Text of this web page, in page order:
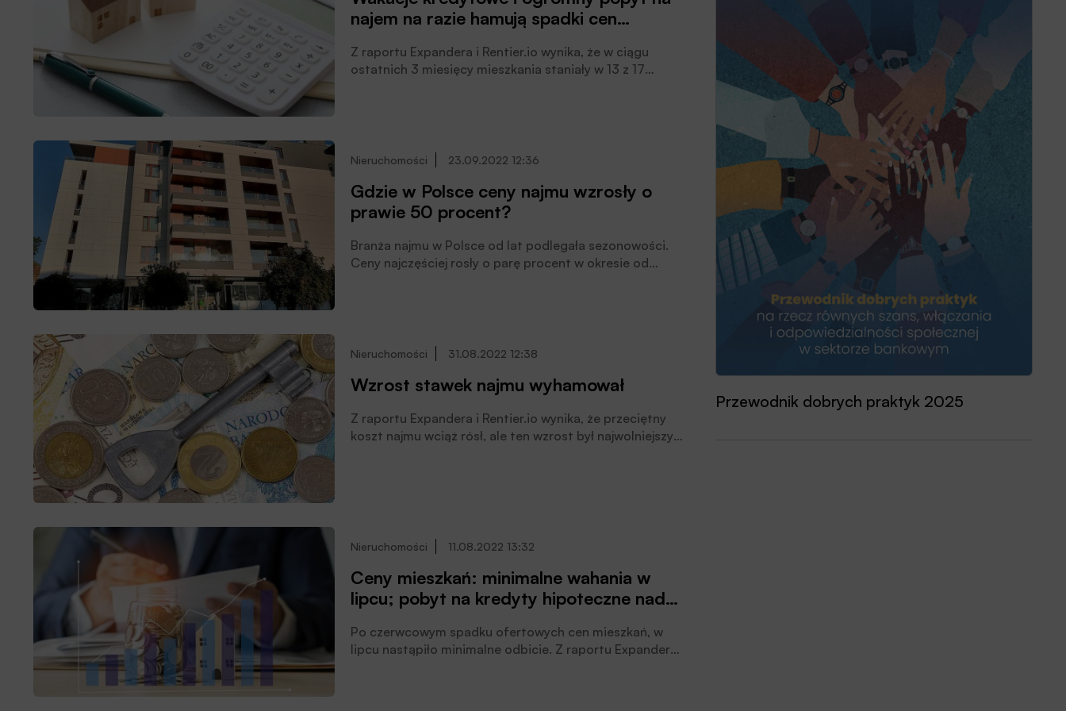
najem na razie hamują spadki cen
Z raportu Expandera i Rentier.io wynika, że w ciągu
ostatnich 3 miesięcy mieszkania staniały w 13 z 17
Nieruchomości 23.09.2022 12:36
Gdzie w Polsce ceny najmu wzrosły o
prawie 50 procent?
Branża najmu w Polsce od lat podlegała sezonowości.
Ceny najczęściej rosły o parę procent w okresie od
Nieruchomości 31.08.2022 12:38
Wzrost stawek najmu wyhamował
Z raportu Expandera i Rentier.io wynika, że przeciętny
koszt najmu wciąż rósł, ale ten wzrost był najwolniejszy
ofert było aż o 50% więcej niż w kwietniu, kiedy wojna
wywołała ogromny skok popytu na najem.
Nieruchomości 11.08.2022 13:32
Ceny mieszkań: minimalne wahania w
lipcu; pobyt na kredyty hipoteczne nadal
Po czerwcowym spadku ofertowych cen mieszkań, w
lipcu nastąpiło minimalne odbicie. Z raportu Expandera i
Przewodnik dobrych praktyk 2025